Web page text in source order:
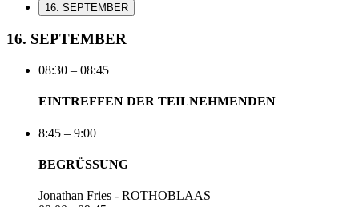
16. SEPTEMBER
16. SEPTEMBER
08:30 – 08:45
EINTREFFEN DER TEILNEHMENDEN
8:45 – 9:00
BEGRÜSSUNG
Jonathan Fries - ROTHOBLAAS